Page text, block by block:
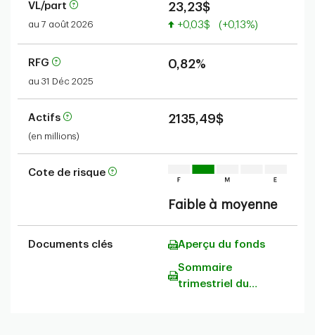
VL/part
au 7 août 2026
23,23$
Valeur accrue
+0,03$ (+0,13%)
RFG
au 31 Déc 2025
0,82%
Actifs
(en millions)
2135,49$
Cote de risque
Faible à moyenne
Documents clés Aperçu du fonds
Sommaire
trimestriel du